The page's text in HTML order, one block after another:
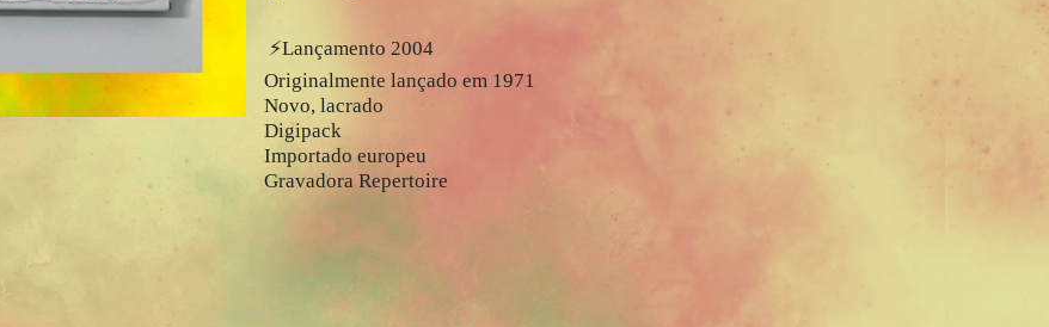
⚡️Lançamento 2004
Originalmente lançado em 1971
Novo, lacrado
Digipack
Importado europeu
Gravadora Repertoire